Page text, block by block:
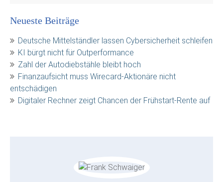
Neueste Beiträge
Deutsche Mittelständler lassen Cybersicherheit schleifen
KI bürgt nicht für Outperformance
Zahl der Autodiebstähle bleibt hoch
Finanzaufsicht muss Wirecard-Aktionäre nicht
entschädigen
Digitaler Rechner zeigt Chancen der Frühstart-Rente auf